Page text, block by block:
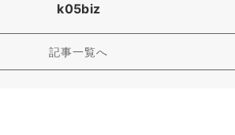
k05biz
記事一覧へ